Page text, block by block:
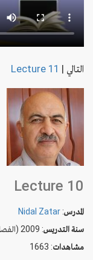
التالي |
Lecture 11
Lecture 10
المدرس:
Nidal Zatar
سنة التدريس: 2009 (الفصل الأول)
مشاهدات: 1663